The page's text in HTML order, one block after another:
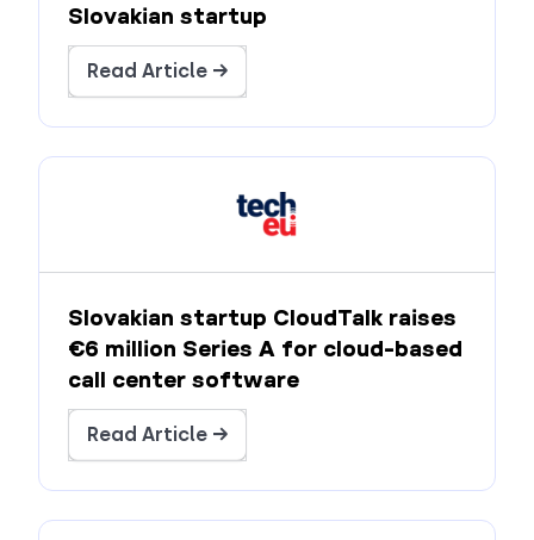
Slovakian startup
Read Article →
Slovakian startup CloudTalk raises
€6 million Series A for cloud-based
call center software
Read Article →